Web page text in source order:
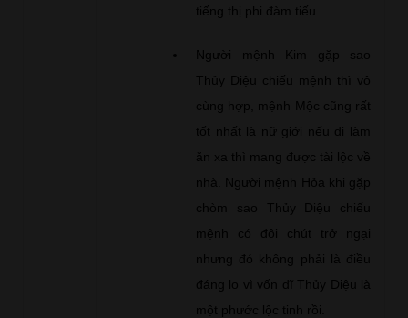
tiếng thị phi đàm tiếu.
Người mệnh Kim gặp sao
Thủy Diệu chiếu mệnh thì vô
cùng hợp, mệnh Mộc cũng rất
tốt nhất là nữ giới nếu đi làm
ăn xa thì mang được tài lộc về
nhà. Người mệnh Hỏa khi gặp
chòm sao Thủy Diệu chiếu
mệnh có đôi chút trở ngại
nhưng đó không phải là điều
đáng lo vì vốn dĩ Thủy Diệu là
một phước lộc tinh rồi.